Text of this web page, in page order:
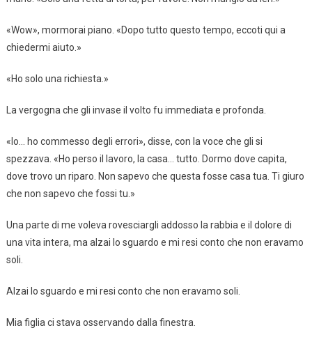
«Wow», mormorai piano. «Dopo tutto questo tempo, eccoti qui a
chiedermi aiuto.»
«Ho solo una richiesta.»
La vergogna che gli invase il volto fu immediata e profonda.
«Io… ho commesso degli errori», disse, con la voce che gli si
spezzava. «Ho perso il lavoro, la casa… tutto. Dormo dove capita,
dove trovo un riparo. Non sapevo che questa fosse casa tua. Ti giuro
che non sapevo che fossi tu.»
Una parte di me voleva rovesciargli addosso la rabbia e il dolore di
una vita intera, ma alzai lo sguardo e mi resi conto che non eravamo
soli.
Alzai lo sguardo e mi resi conto che non eravamo soli.
Mia figlia ci stava osservando dalla finestra.